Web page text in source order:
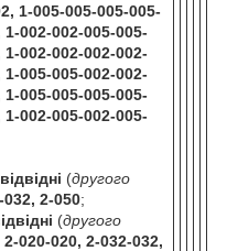
1-005-005-005-005-
002-002-005-005-
002-002-002-002-
005-005-002-002-
005-005-005-005-
002-005-002-005-
(другого
2-050;
(другого
020-020, 2-032-032,